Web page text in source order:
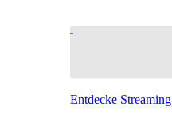
Entdecke